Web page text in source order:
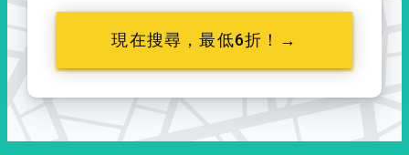
現在搜尋，最低6折！→